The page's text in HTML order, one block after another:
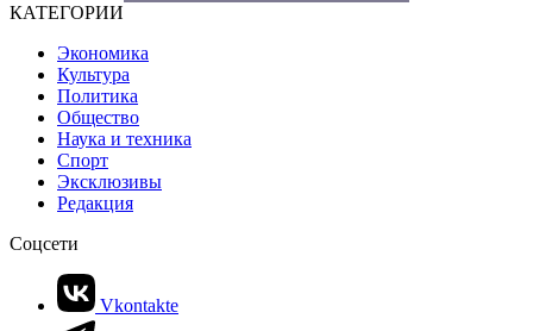
КАТЕГОРИИ
Экономика
Культура
Политика
Общество
Наука и техника
Спорт
Эксклюзивы
Редакция
Соцсети
Vkontakte